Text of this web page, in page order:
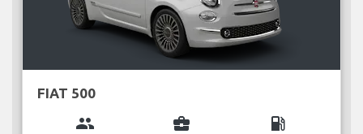
FIAT 500
group business_center local_gas_station